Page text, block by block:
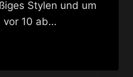
Stylen und um
vor 10 ab…